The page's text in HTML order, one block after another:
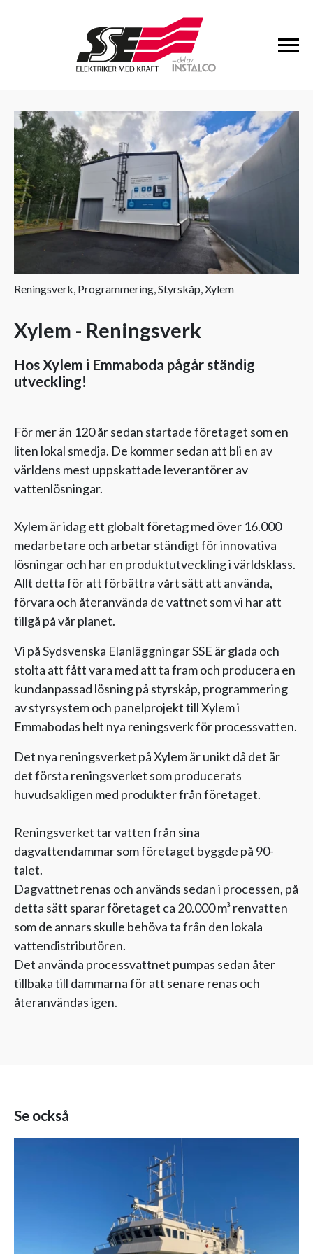
Reningsverk, Programmering, Styrskåp, Xylem
Xylem - Reningsverk
Hos Xylem i Emmaboda pågår ständig
utveckling!
För mer än 120 år sedan startade företaget som en
liten lokal smedja. De kommer sedan att bli en av
världens mest uppskattade leverantörer av
vattenlösningar.
Xylem är idag ett globalt företag med över 16.000
medarbetare och arbetar ständigt för innovativa
lösningar och har en produktutveckling i världsklass.
Allt detta för att förbättra vårt sätt att använda,
förvara och återanvända de vattnet som vi har att
tillgå på vår planet.
Vi på Sydsvenska Elanläggningar SSE är glada och
stolta att fått vara med att ta fram och producera en
kundanpassad lösning på styrskåp, programmering
av styrsystem och panelprojekt till Xylem i
Emmabodas helt nya reningsverk för processvatten.
Det nya reningsverket på Xylem är unikt då det är
det första reningsverket som producerats
huvudsakligen med produkter från företaget.
Reningsverket tar vatten från sina
dagvattendammar som företaget byggde på 90-
talet.
Dagvattnet renas och används sedan i processen, på
detta sätt sparar företaget ca 20.000 m³ renvatten
som de annars skulle behöva ta från den lokala
vattendistributören.
Det använda processvattnet pumpas sedan åter
tillbaka till dammarna för att senare renas och
återanvändas igen.
Se också